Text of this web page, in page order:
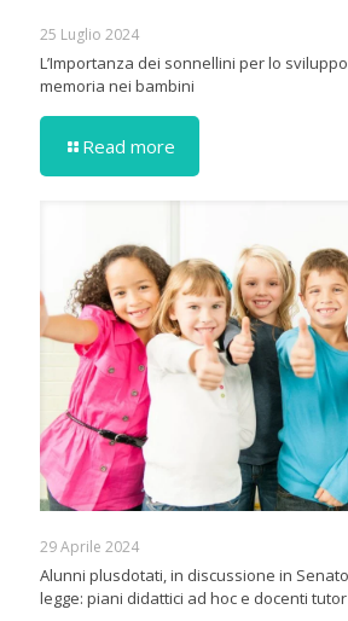
25 Luglio 2024
L’Importanza dei sonnellini per lo
memoria nei bambini
Read more
29 Aprile 2024
Alunni plusdotati, in discussione in
legge: piani didattici ad hoc e docenti tutor